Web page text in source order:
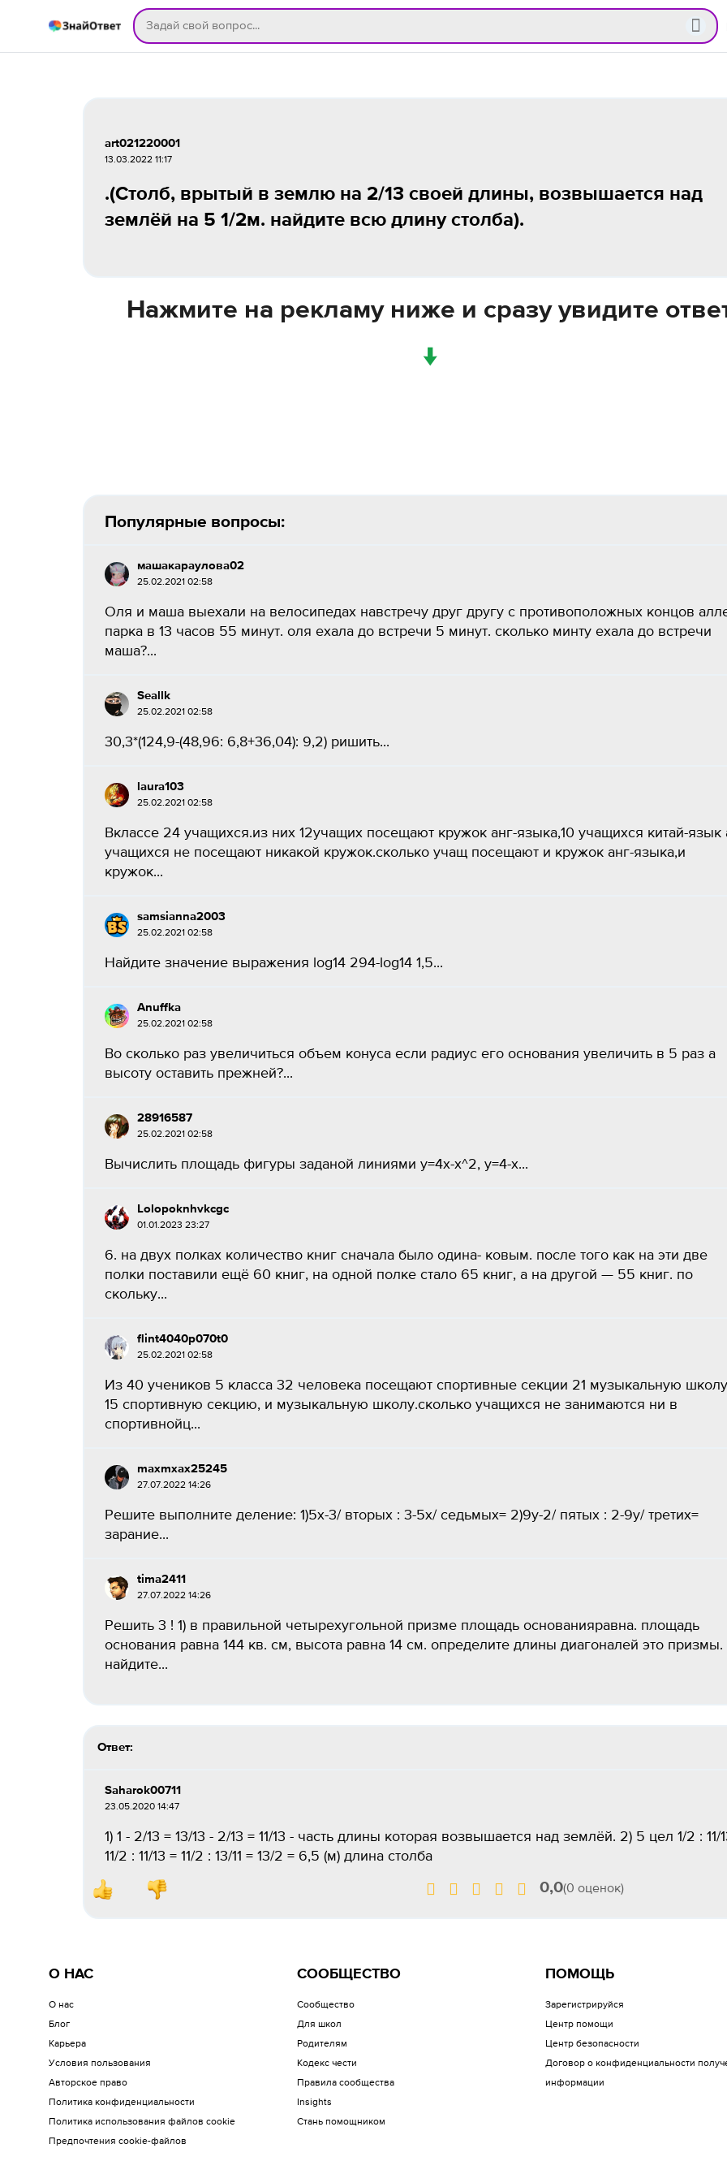
art021220001
13.03.2022 11:17
.(Столб, врытый в землю на 2/13 своей длины, возвышается над
землёй на 5 1/2м. найдите всю длину столба).
Нажмите на рекламу ниже и сразу увидите
↓
Популярные вопросы:
машакараулова02
25.02.2021 02:58
Оля и маша выехали на велосипедах навстречу друг другу с противоположных концов
парка в 13 часов 55 минут. оля ехала до встречи 5 минут. сколько минту ехала до встречи
маша?...
Seallk
25.02.2021 02:58
30,3*(124,9-(48,96: 6,8+36,04): 9,2) ришить...
laura103
25.02.2021 02:58
Вклассе 24 учащихся.из них 12учащих посещают кружок анг-языка,10 учащихся китай-язык
учащихся не посещают никакой кружок.сколько учащ посещают и кружок анг-языка,и
кружок...
samsianna2003
25.02.2021 02:58
Найдите значение выражения log14 294-log14 1,5...
Anuffka
25.02.2021 02:58
Во сколько раз увеличиться объем конуса если радиус его основания увеличить в 5 раз а
высоту оставить прежней?...
28916587
25.02.2021 02:58
Вычислить площадь фигуры заданой линиями y=4x-x^2, y=4-x...
Lolopoknhvkcgc
01.01.2023 23:27
6. на двух полках количество книг сначала было одина- ковым. после того как на эти две
полки поставили ещё 60 книг, на одной полке стало 65 книг, а на другой — 55 книг. по
скольку...
flint4040p070t0
25.02.2021 02:58
Из 40 учеников 5 класса 32 человека посещают спортивные секции 21 музыкальную
15 спортивную секцию, и музыкальную школу.сколько учащихся не занимаются ни в
спортивнойц...
maxmxax25245
27.07.2022 14:26
Решите выполните деление: 1)5х-3/ вторых : 3-5x/ седьмых= 2)9y-2/ пятых : 2-9y/ третих=
зарание...
tima2411
27.07.2022 14:26
Решить 3 ! 1) в правильной четырехугольной призме площадь основанияравна. площадь
основания равна 144 кв. см, высота равна 14 см. определите длины диагоналей это призмы.
найдите...
Ответ:
Saharok00711
23.05.2020 14:47
1) 1 - 2/13 = 13/13 - 2/13 = 11/13 - часть длины которая возвышается над землёй. 2) 5 цел 1/2 : 11/
11/2 : 11/13 = 11/2 : 13/11 = 13/2 = 6,5 (м) длина столба
0,0(0 оценок)
О НАС
О нас
Блог
Карьера
Условия пользования
Авторское право
Политика конфиденциальности
Политика использования файлов cookie
Предпочтения cookie-файлов
СООБЩЕСТВО
Сообщество
Для школ
Родителям
Кодекс чести
Правила сообщества
Insights
Стань помощником
ПОМОЩЬ
Зарегистрируйся
Центр помощи
Центр безопасности
Договор о конфиденциальности
информации